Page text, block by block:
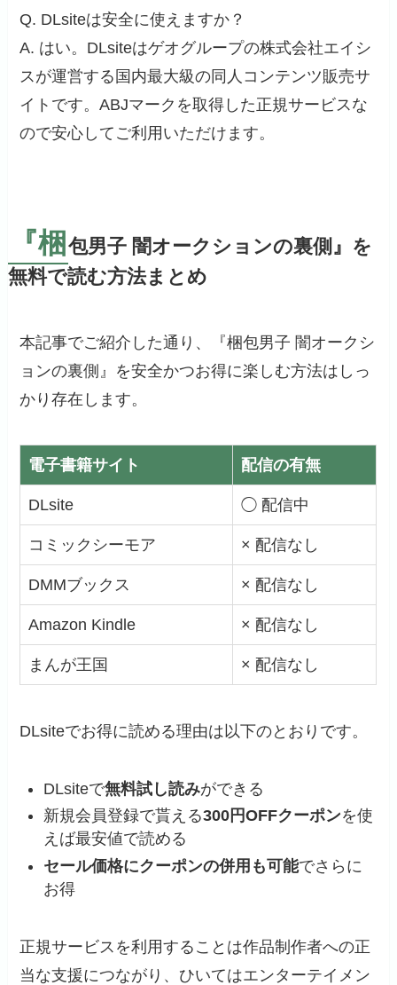
Q. DLsiteは安全に使えますか？
A. はい。DLsiteはゲオグループの株式会社エイシ
スが運営する国内最大級の同人コンテンツ販売サ
イトです。ABJマークを取得した正規サービスな
ので安心してご利用いただけます。
『梱 包男子 闇オークションの裏側』を
無料で読む方法まとめ
本記事でご紹介した通り、『梱包男子 闇オークシ
ョンの裏側』を安全かつお得に楽しむ方法はしっ
かり存在します。
電子書籍サイト 配信の有無
DLsite ◯ 配信中
コミックシーモア × 配信なし
DMMブックス × 配信なし
Amazon Kindle × 配信なし
まんが王国 × 配信なし
DLsiteでお得に読める理由は以下のとおりです。
DLsiteで無料試し読みができる
新規会員登録で貰える300円OFFクーポンを使
えば最安値で読める
セール価格にクーポンの併用も可能でさらに
お得
正規サービスを利用することは作品制作者への正
当な支援につながり、ひいてはエンターテイメン